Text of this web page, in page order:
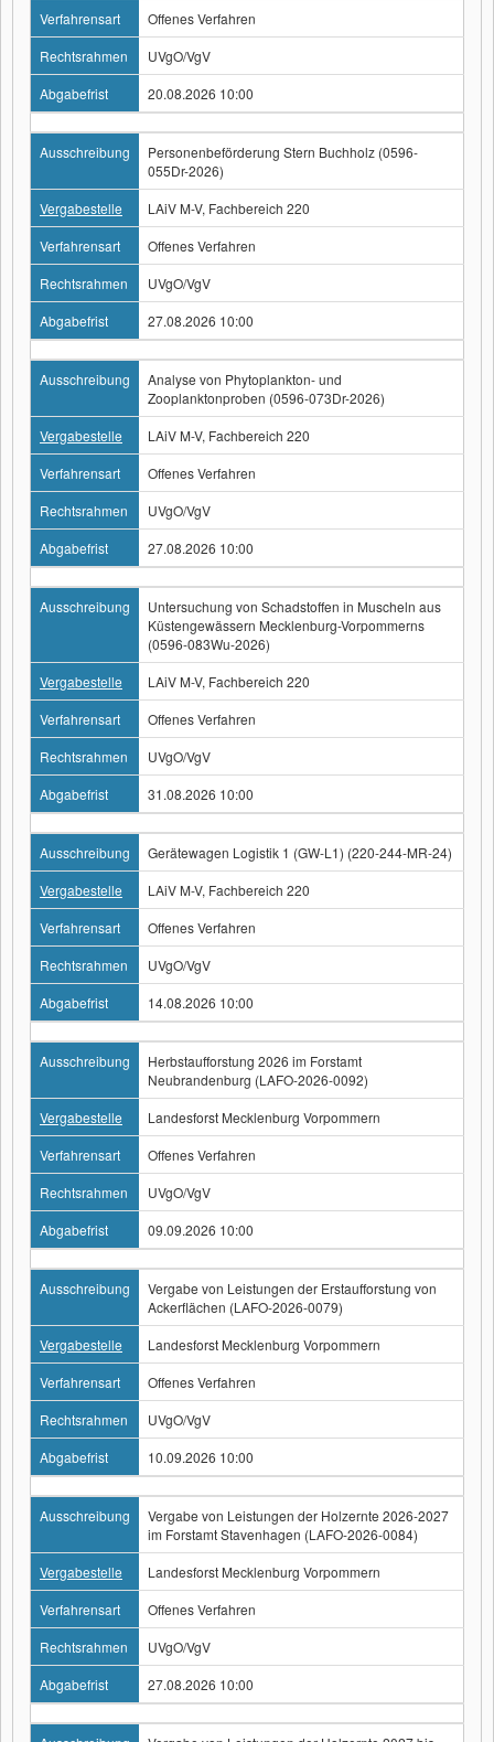
Verfahrensart
Offenes Verfahren
Rechtsrahmen
UVgO/VgV
Abgabefrist
20.08.2026 10:00
Ausschreibung
Personenbeförderung Stern Buchholz (0596-
055Dr-2026)
Vergabestelle
LAiV M-V, Fachbereich 220
Verfahrensart
Offenes Verfahren
Rechtsrahmen
UVgO/VgV
Abgabefrist
27.08.2026 10:00
Ausschreibung
Analyse von Phytoplankton- und
Zooplanktonproben (0596-073Dr-2026)
Vergabestelle
LAiV M-V, Fachbereich 220
Verfahrensart
Offenes Verfahren
Rechtsrahmen
UVgO/VgV
Abgabefrist
27.08.2026 10:00
Ausschreibung
Untersuchung von Schadstoffen in Muscheln aus
Küstengewässern Mecklenburg-Vorpommerns
(0596-083Wu-2026)
Vergabestelle
LAiV M-V, Fachbereich 220
Verfahrensart
Offenes Verfahren
Rechtsrahmen
UVgO/VgV
Abgabefrist
31.08.2026 10:00
Ausschreibung
Gerätewagen Logistik 1 (GW-L1) (220-244-MR-24)
Vergabestelle
LAiV M-V, Fachbereich 220
Verfahrensart
Offenes Verfahren
Rechtsrahmen
UVgO/VgV
Abgabefrist
14.08.2026 10:00
Ausschreibung
Herbstaufforstung 2026 im Forstamt
Neubrandenburg (LAFO-2026-0092)
Vergabestelle
Landesforst Mecklenburg Vorpommern
Verfahrensart
Offenes Verfahren
Rechtsrahmen
UVgO/VgV
Abgabefrist
09.09.2026 10:00
Ausschreibung
Vergabe von Leistungen der Erstaufforstung von
Ackerflächen (LAFO-2026-0079)
Vergabestelle
Landesforst Mecklenburg Vorpommern
Verfahrensart
Offenes Verfahren
Rechtsrahmen
UVgO/VgV
Abgabefrist
10.09.2026 10:00
Ausschreibung
Vergabe von Leistungen der Holzernte 2026-2027
im Forstamt Stavenhagen (LAFO-2026-0084)
Vergabestelle
Landesforst Mecklenburg Vorpommern
Verfahrensart
Offenes Verfahren
Rechtsrahmen
UVgO/VgV
Abgabefrist
27.08.2026 10:00